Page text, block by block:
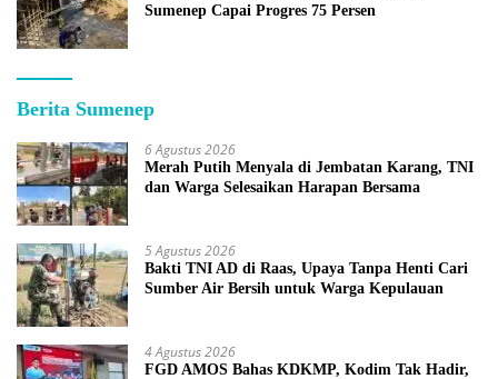
Sumenep Capai Progres 75 Persen
Berita Sumenep
6 Agustus 2026
Merah Putih Menyala di Jembatan Karang, TNI
dan Warga Selesaikan Harapan Bersama
5 Agustus 2026
Bakti TNI AD di Raas, Upaya Tanpa Henti Cari
Sumber Air Bersih untuk Warga Kepulauan
4 Agustus 2026
FGD AMOS Bahas KDKMP, Kodim Tak Hadir,